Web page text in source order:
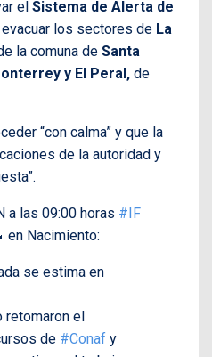
el Sistema de Alerta de
evacuar los sectores de La
la comuna de Santa
y El Peral, de
“con calma” y que la
de la autoridad y
a las 09:00 horas #IF
en Nacimiento:
se estima en
retomaron el
de #Conaf y